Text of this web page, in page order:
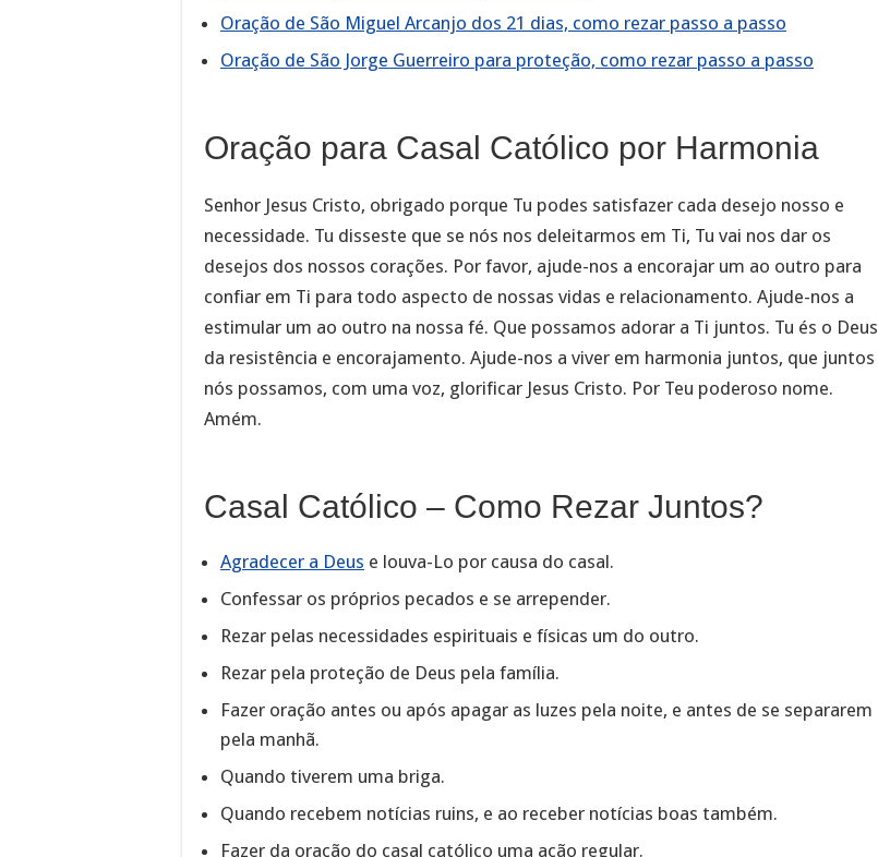
Oração de São Miguel Arcanjo dos 21 dias, como rezar passo a passo
Oração de São Jorge Guerreiro para proteção, como rezar passo a passo
Oração para Casal Católico por Harmonia
Senhor Jesus Cristo, obrigado porque Tu podes satisfazer cada desejo nosso e
necessidade. Tu disseste que se nós nos deleitarmos em Ti, Tu vai nos dar os
desejos dos nossos corações. Por favor, ajude-nos a encorajar um ao outro para
confiar em Ti para todo aspecto de nossas vidas e relacionamento. Ajude-nos a
estimular um ao outro na nossa fé. Que possamos adorar a Ti juntos. Tu és o Deus
da resistência e encorajamento. Ajude-nos a viver em harmonia juntos, que juntos
nós possamos, com uma voz, glorificar Jesus Cristo. Por Teu poderoso nome.
Amém.
Casal Católico – Como Rezar Juntos?
Agradecer a Deus e louva-Lo por causa do casal.
Confessar os próprios pecados e se arrepender.
Rezar pelas necessidades espirituais e físicas um do outro.
Rezar pela proteção de Deus pela família.
Fazer oração antes ou após apagar as luzes pela noite, e antes de se separarem
pela manhã.
Quando tiverem uma briga.
Quando recebem notícias ruins, e ao receber notícias boas também.
Fazer da oração do casal católico uma ação regular.